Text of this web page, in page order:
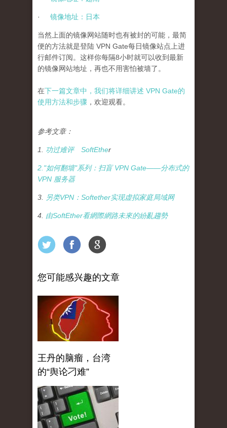
· 镜像地址：日本
当然 上面的镜像网站随时也有被封的可能，最简
便的方法就是登陆 VPN Gate每日镜像站点上进
行邮件订阅。这样你每隔8小时就可以收到最新
的镜像网站地址，再也不用害怕被墙了。
在下一篇文章中，我们将详细讲述 VPN Gate的
使用方法和步骤 ，欢迎观看。
参考文章：
1. 功过难评 SoftEther
2."如何翻墙"系列：扫盲VPN Gate——分布式的
VPN 服务器
3. 另类VPN ： Softether实现虚拟家庭局域网
4. 由SoftEther看網際網路未來的紛亂趨勢
您可能感兴趣的文章
王丹的脑瘤，台湾
的“舆论刁难”